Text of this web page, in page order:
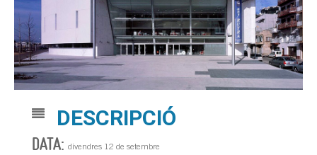
DESCRIPCIÓ
DATA: divendres 12 de setembre